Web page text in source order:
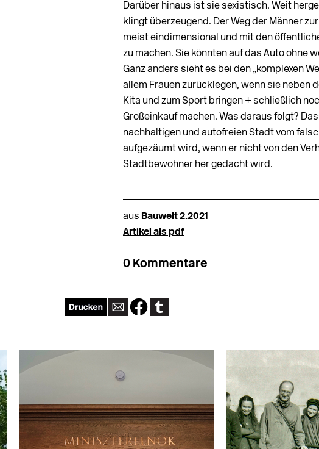
Darüber hinaus ist sie sexistisch. Weit
klingt überzeugend. Der Weg der Männer
meist eindimensional und mit den
zu machen. Sie könnten auf das Auto ohne
Ganz anders sieht es bei den „komplexen
allem Frauen zurücklegen, wenn sie neben
Kita und zum Sport bringen + schließlich
Großeinkauf machen. Was daraus folgt?
nachhaltigen und autofreien Stadt vom
aufgezäumt wird, wenn er nicht von den
Stadtbewohner her gedacht wird.
aus Bauwelt 2.2021
Artikel als pdf
0 Kommentare